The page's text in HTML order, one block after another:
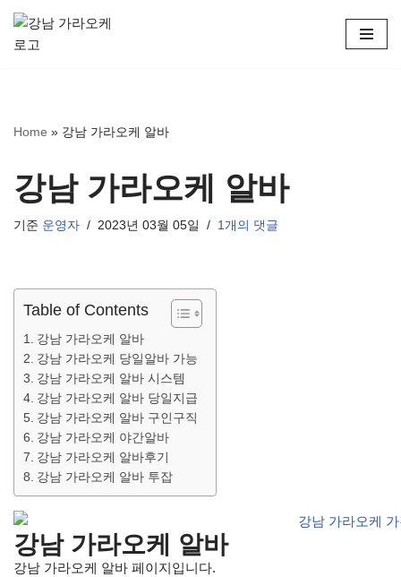
콘
건
뛰
기
Home » 강남 가라오케 알바
강남 가라오케 알바
기준 운영자 2023년 03월 05일 1개의 댓글
Table of Contents
강남 가라오케 알바
강남 가라오케 당일알바 가능
강남 가라오케 알바 시스템
강남 가라오케 알바 당일지급
강남 가라오케 알바 구인구직
강남 가라오케 야간알바
강남 가라오케 알바후기
강남 가라오케 알바 투잡
강남 가라오케 알바
강남 가라오케 알바 페이지입니다.